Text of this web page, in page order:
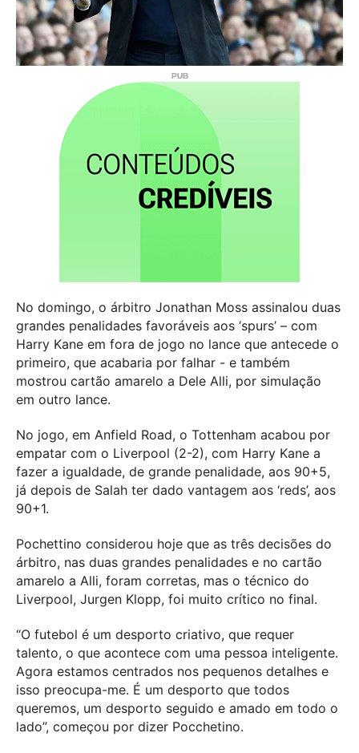
No domingo, o árbitro Jonathan Moss assinalou duas
grandes penalidades favoráveis aos ‘spurs’ – com
Harry Kane em fora de jogo no lance que antecede o
primeiro, que acabaria por falhar - e também
mostrou cartão amarelo a Dele Alli, por simulação
em outro lance.
No jogo, em Anfield Road, o Tottenham acabou por
empatar com o Liverpool (2-2), com Harry Kane a
fazer a igualdade, de grande penalidade, aos 90+5,
já depois de Salah ter dado vantagem aos ‘reds’, aos
90+1.
Pochettino considerou hoje que as três decisões do
árbitro, nas duas grandes penalidades e no cartão
amarelo a Alli, foram corretas, mas o técnico do
Liverpool, Jurgen Klopp, foi muito crítico no final.
“O futebol é um desporto criativo, que requer
talento, o que acontece com uma pessoa inteligente.
Agora estamos centrados nos pequenos detalhes e
isso preocupa-me. É um desporto que todos
queremos, um desporto seguido e amado em todo o
lado”, começou por dizer Pocchetino.